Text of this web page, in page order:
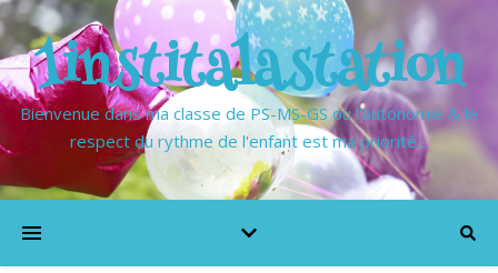
1institalastation
Bienvenue dans ma classe de PS-MS-GS où l'autonomie & le
respect du rythme de l'enfant est ma priorité…